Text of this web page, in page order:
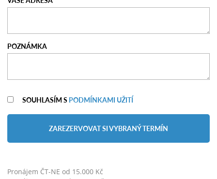
POZNÁMKA
SOUHLASÍM S PODMÍNKAMI UŽITÍ
ZAREZERVOVAT SI VYBRANÝ TERMÍN
Pronájem ČT-NE od 15.000 Kč